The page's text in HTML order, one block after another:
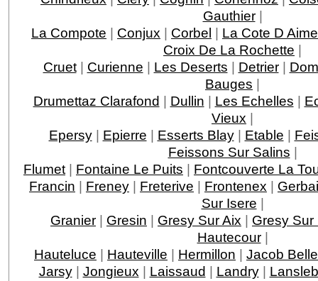
Gauthier|
La Compote | Conjux | Corbel | La Cote D Aime
Croix De La Rochette |
Cruet| Curienne | Les Deserts | Detrier|
Bauges |
Drumettaz Clarafond | Dullin | Les Echelles |
Vieux |
Epersy| Epierre | Esserts Blay| Etable |
Feissons Sur Salins |
Flumet | Fontaine Le Puits | Fontcouverte La
Francin | Freney | Freterive | Frontenex |
Sur Isere |
Granier | Gresin | Gresy Sur Aix | Gresy Sur
Hautecour|
Hauteluce | Hauteville | Hermillon | Jacob
Jarsy| Jongieux | Laissaud | Landry|